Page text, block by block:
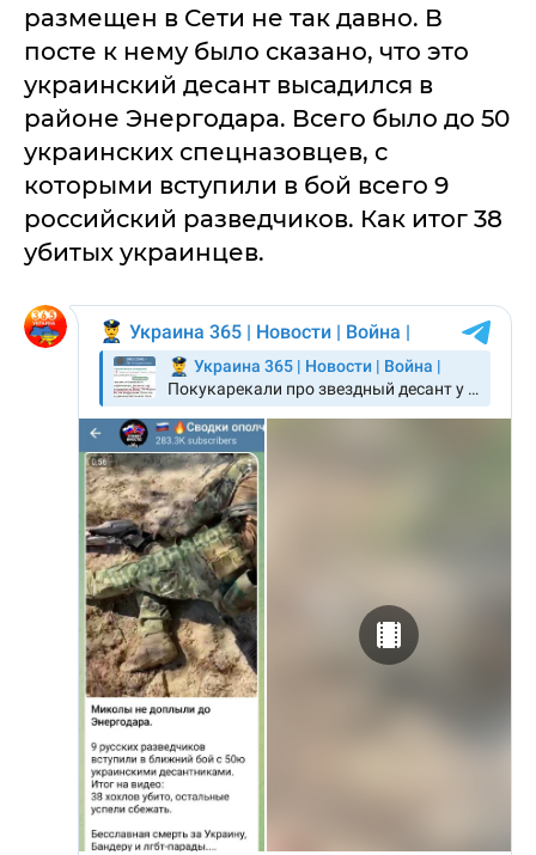
размещен в Сети не так давно. В
посте к нему было сказано, что это
украинский десант высадился в
районе Энергодара. Всего было до 50
украинских спецназовцев, с
которыми вступили в бой всего 9
российский разведчиков. Как итог 38
убитых украинцев.